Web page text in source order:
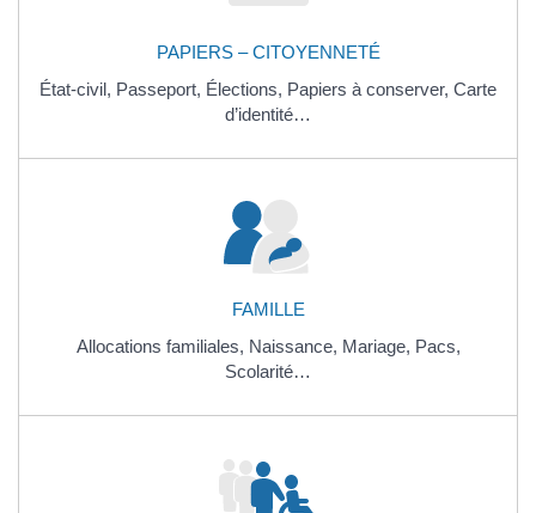
PAPIERS – CITOYENNETÉ
État-civil, Passeport, Élections, Papiers à conserver, Carte
d’identité…
FAMILLE
Allocations familiales, Naissance, Mariage, Pacs,
Scolarité…